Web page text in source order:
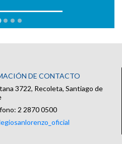
DE CONTACTO
3722, Recoleta, Santiago de
2 2870 0500